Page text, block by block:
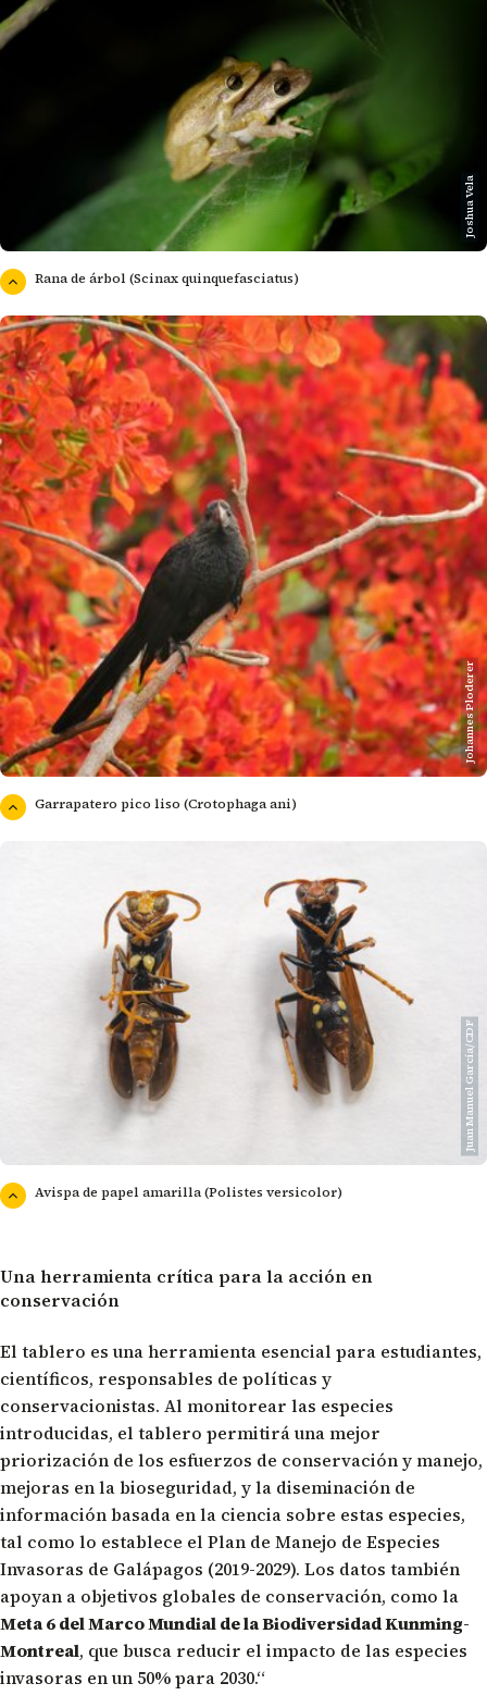
Joshua Vela
Rana de árbol (Scinax quinquefasciatus)
Johannes Ploderer
Garrapatero pico liso (Crotophaga ani)
Juan Manuel García/CDF
Avispa de papel amarilla (Polistes versicolor)
Una herramienta crítica para la acción en
conservación
El tablero es una herramienta esencial para estudiantes,
científicos, responsables de políticas y
conservacionistas. Al monitorear las especies
introducidas, el tablero permitirá una mejor
priorización de los esfuerzos de conservación y manejo,
mejoras en la bioseguridad, y la diseminación de
información basada en la ciencia sobre estas especies,
tal como lo establece el Plan de Manejo de Especies
Invasoras de Galápagos (2019-2029). Los datos también
apoyan a objetivos globales de conservación, como la
Meta 6 del Marco Mundial de la Biodiversidad Kunming-
Montreal, que busca reducir el impacto de las especies
invasoras en un 50% para 2030.“